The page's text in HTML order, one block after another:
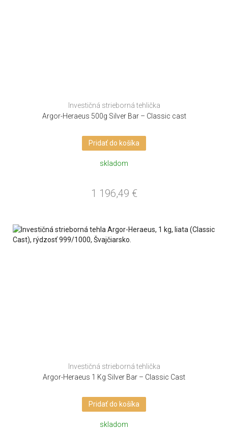
Investičná strieborná tehlička
Argor-Heraeus 500g Silver Bar – Classic cast
Pridať do košíka
skladom
1 196,49 €
Investičná strieborná tehlička
Argor-Heraeus 1 Kg Silver Bar – Classic Cast
Pridať do košíka
skladom